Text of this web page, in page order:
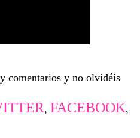
comentarios y no olvidéis
, FACEBOOK,